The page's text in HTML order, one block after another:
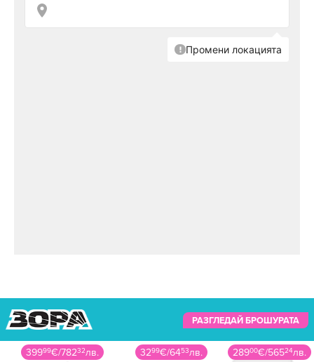
РАЗГЛЕДАЙ БРОШУРАТА
39999€/78232лв. 3299€/6453лв. 28900€/56524лв.